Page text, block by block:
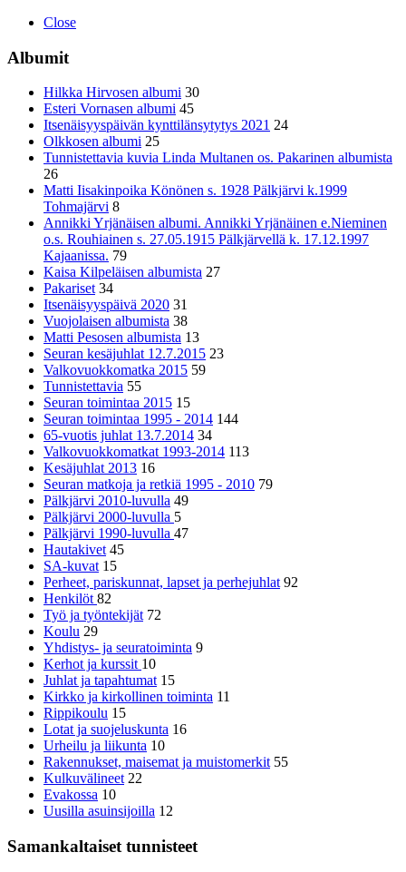
Close
Albumit
Hilkka Hirvosen albumi 30
Esteri Vornasen albumi 45
Itsenäisyyspäivän kynttilänsytytys 2021 24
Olkkosen albumi 25
Tunnistettavia kuvia Linda Multanen os. Pakarinen albumista
26
Matti Iisakinpoika Könönen s. 1928 Pälkjärvi k.1999
Tohmajärvi 8
Annikki Yrjänäisen albumi. Annikki Yrjänäinen e.Nieminen
o.s. Rouhiainen s. 27.05.1915 Pälkjärvellä k. 17.12.1997
Kajaanissa. 79
Kaisa Kilpeläisen albumista 27
Pakariset 34
Itsenäisyyspäivä 2020 31
Vuojolaisen albumista 38
Matti Pesosen albumista 13
Seuran kesäjuhlat 12.7.2015 23
Valkovuokkomatka 2015 59
Tunnistettavia 55
Seuran toimintaa 2015 15
Seuran toimintaa 1995 - 2014 144
65-vuotis juhlat 13.7.2014 34
Valkovuokkomatkat 1993-2014 113
Kesäjuhlat 2013 16
Seuran matkoja ja retkiä 1995 - 2010 79
Pälkjärvi 2010-luvulla 49
Pälkjärvi 2000-luvulla 5
Pälkjärvi 1990-luvulla 47
Hautakivet 45
SA-kuvat 15
Perheet, pariskunnat, lapset ja perhejuhlat 92
Henkilöt82
Työ ja työntekijät 72
Koulu 29
Yhdistys- ja seuratoiminta 9
Kerhot ja kurssit 10
Juhlat ja tapahtumat 15
Kirkko ja kirkollinen toiminta 11
Rippikoulu 15
Lotat ja suojeluskunta 16
Urheilu ja liikunta 10
Rakennukset, maisemat ja muistomerkit 55
Kulkuvälineet 22
Evakossa 10
Uusilla asuinsijoilla 12
Samankaltaiset tunnisteet